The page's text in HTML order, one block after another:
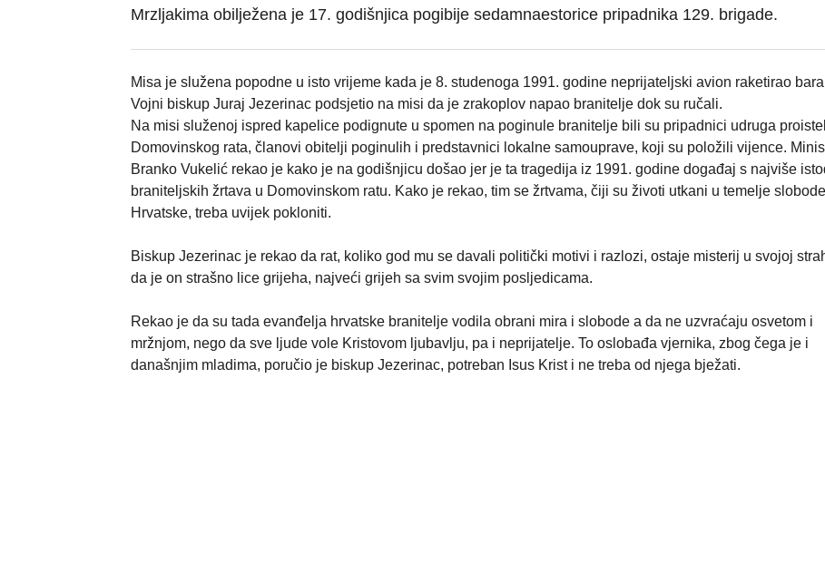
Mrzljakima obilježena je 17. godišnjica pogibije sedamnaestorice pripadnika 129. brigade.
Misa je služena popodne u isto vrijeme kada je 8. studenoga 1991. godine neprijateljski avion raketirao
Vojni biskup Juraj Jezerinac podsjetio na misi da je zrakoplov napao branitelje dok su ručali.
Na misi služenoj ispred kapelice podignute u spomen na poginule branitelje bili su pripadnici udruga
Domovinskog rata, članovi obitelji poginulih i predstavnici lokalne samouprave, koji su položili vijence.
Branko Vukelić rekao je kako je na godišnjicu došao jer je ta tragedija iz 1991. godine događaj s najviše
braniteljskih žrtava u Domovinskom ratu. Kako je rekao, tim se žrtvama, čiji su životi utkani u temelje slobode
Hrvatske, treba uvijek pokloniti.
Biskup Jezerinac je rekao da rat, koliko god mu se davali politički motivi i razlozi, ostaje misterij u svojoj
da je on strašno lice grijeha, najveći grijeh sa svim svojim posljedicama.
Rekao je da su tada evanđelja hrvatske branitelje vodila obrani mira i slobode a da ne uzvraćaju osvetom i
mržnjom, nego da sve ljude vole Kristovom ljubavlju, pa i neprijatelje. To oslobađa vjernika, zbog čega je i
današnjim mladima, poručio je biskup Jezerinac, potreban Isus Krist i ne treba od njega bježati.